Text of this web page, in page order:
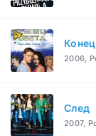
2006,
След
2007,